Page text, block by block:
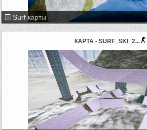
Surf карты
КАРТА - SURF_SKI_2...